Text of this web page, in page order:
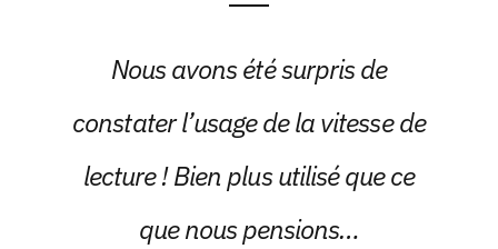
Nous avons été surpris de
constater l’usage de la vitesse de
lecture ! Bien plus utilisé que ce
que nous pensions…